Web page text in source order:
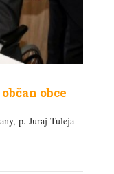
obce
p. Juraj Tuleja